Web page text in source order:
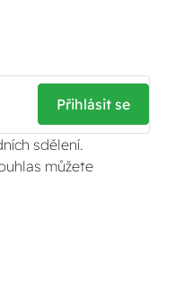
Přihlásit se
sdělení.